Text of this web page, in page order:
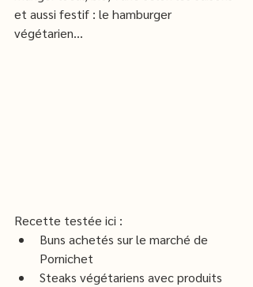
et aussi festif : le hamburger
végétarien...
Recette testée ici :
Buns achetés sur le marché de
Pornichet
Steaks végétariens avec produits